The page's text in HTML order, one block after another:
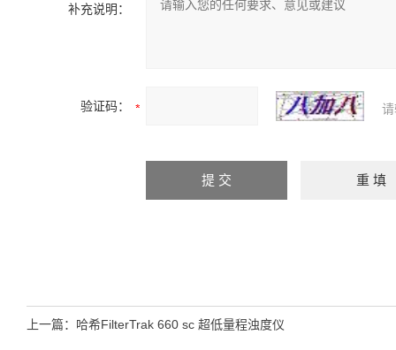
补充说明：
验证码：
上一篇： 哈希FilterTrak 660 sc 超低量程浊度仪